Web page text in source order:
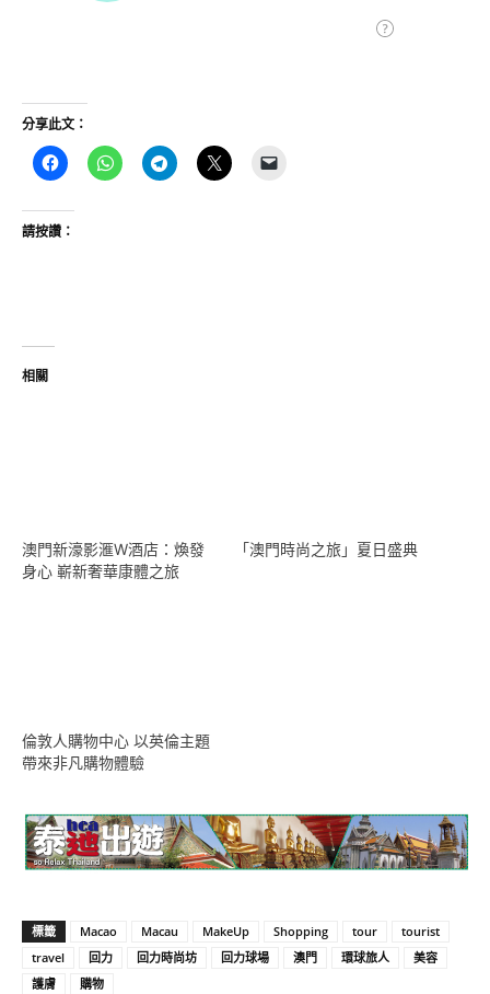
分享此文：
請按讚：
相關
澳門新濠影滙W酒店：煥發
身心 嶄新奢華康體之旅
「澳門時尚之旅」夏日盛典
倫敦人購物中心 以英倫主題
帶來非凡購物體驗
標籤 Macao Macau MakeUp Shopping tour
tourist
travel
回力 回力時尚坊 回力球場 澳門 環球旅人
美容
護膚
購物